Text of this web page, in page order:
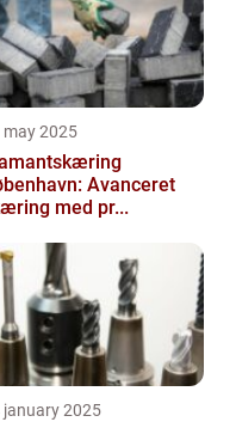
may 2025
Avanceret
med pr...
january 2025